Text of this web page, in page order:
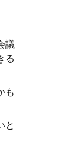
議
る
も
と